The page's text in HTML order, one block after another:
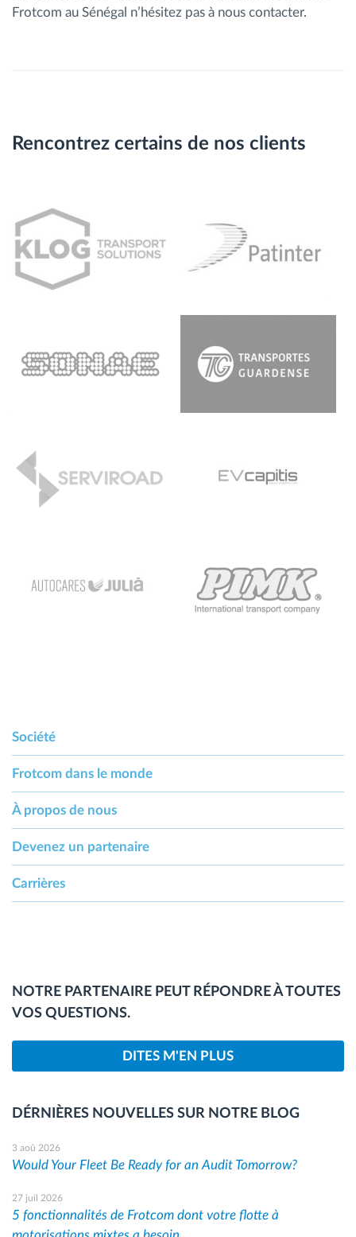
Frotcom au Sénégal n’hésitez pas à nous contacter.
Rencontrez certains de nos clients
Société
Frotcom dans le monde
À propos de nous
Devenez un partenaire
Carrières
NOTRE PARTENAIRE PEUT RÉPONDRE À TOUTES
VOS QUESTIONS.
DITES M'EN PLUS
DÉRNIÈRES NOUVELLES SUR NOTRE BLOG
3 aoû 2026
Would Your Fleet Be Ready for an Audit Tomorrow?
27 juil 2026
5 fonctionnalités de Frotcom dont votre flotte à